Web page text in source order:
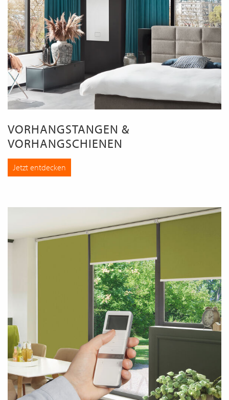
VORHANGSTANGEN &
VORHANGSCHIENEN
Jetzt entdecken